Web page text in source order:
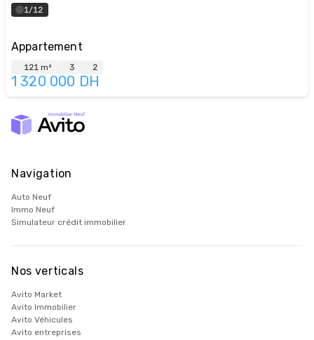
1/12
Appartement
121 m² 3 2
1 320 000 DH
Navigation
Auto Neuf
Immo Neuf
Simulateur crédit immobilier
Nos verticals
Avito Market
Avito Immobilier
Avito Véhicules
Avito entreprises